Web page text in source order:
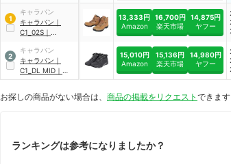
1
キャラバン
キャラバン ｜
C1_02S ｜
13,333円
Amazon
16,700円
楽天市場
14,875円
ヤフー
2
キャラバン
キャラバン ｜
C1_DL MID ｜
0010122
15,010円
Amazon
15,136円
楽天市場
14,980円
ヤフー
お探しの商品がない場合は、 商品の掲載をリクエスト できます
ランキングは参考になりましたか？